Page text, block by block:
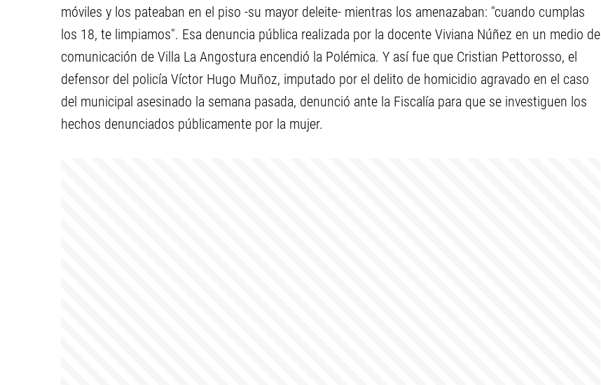
móviles y los pateaban en el piso -su mayor deleite- mientras los amenazaban: "cuando cumplas
los 18, te limpiamos". Esa denuncia pública realizada por la docente Viviana Núñez en un medio de
comunicación de Villa La Angostura encendió la Polémica. Y así fue que Cristian Pettorosso, el
defensor del policía Víctor Hugo Muñoz, imputado por el delito de homicidio agravado en el caso
del municipal asesinado la semana pasada, denunció ante la Fiscalía para que se investiguen los
hechos denunciados públicamente por la mujer.